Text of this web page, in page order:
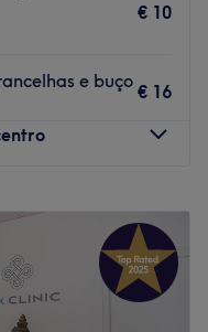
€ 10
e buço
€ 16
19:00
19:00
–19:00
10:00
19:00